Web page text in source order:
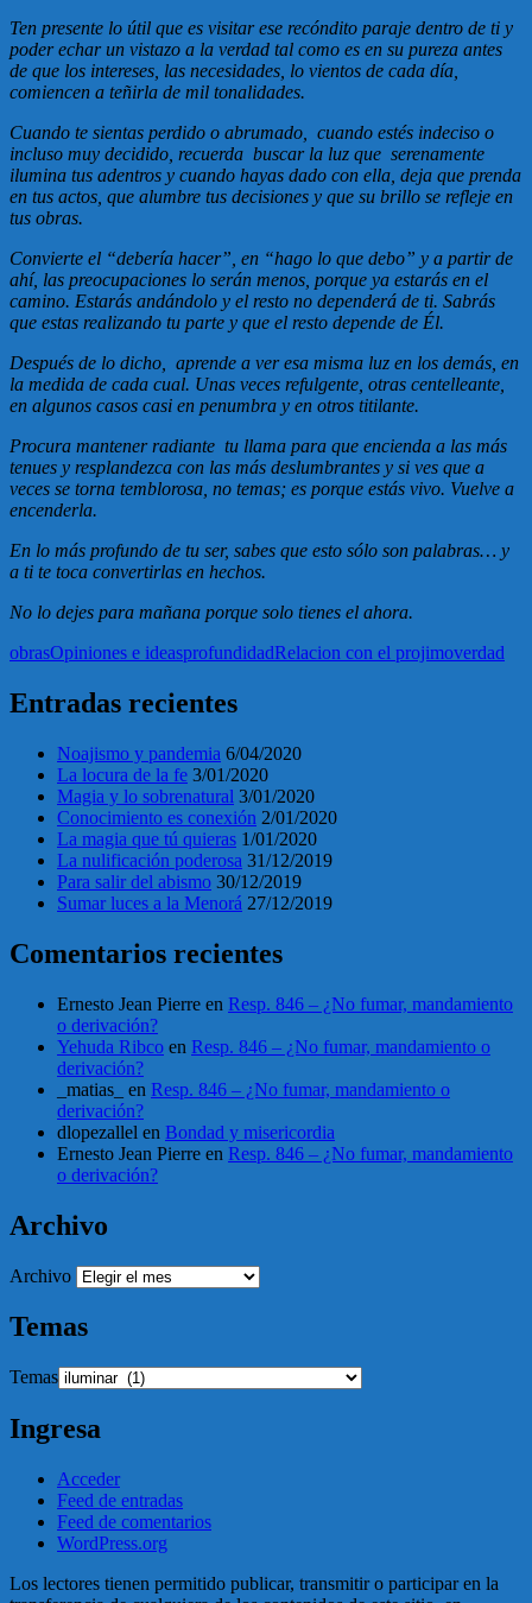
Ten presente lo útil que es visitar ese recóndito paraje dentro de ti y
poder echar un vistazo a la verdad tal como es en su pureza antes
de que los intereses, las necesidades, lo vientos de cada día,
comiencen a teñirla de mil tonalidades.
Cuando te sientas perdido o abrumado, cuando estés indeciso o
incluso muy decidido, recuerda buscar la luz que serenamente
ilumina tus adentros y cuando hayas dado con ella, deja que prenda
en tus actos, que alumbre tus decisiones y que su brillo se refleje en
tus obras.
Convierte el “debería hacer”, en “hago lo que debo” y a partir de
ahí, las preocupaciones lo serán menos, porque ya estarás en el
camino. Estarás andándolo y el resto no dependerá de ti. Sabrás
que estas realizando tu parte y que el resto depende de Él.
Después de lo dicho, aprende a ver esa misma luz en los demás, en
la medida de cada cual. Unas veces refulgente, otras centelleante,
en algunos casos casi en penumbra y en otros titilante.
Procura mantener radiante tu llama para que encienda a las más
tenues y resplandezca con las más deslumbrantes y si ves que a
veces se torna temblorosa, no temas; es porque estás vivo. Vuelve a
encenderla.
En lo más profundo de tu ser, sabes que esto sólo son palabras… y
a ti te toca convertirlas en hechos.
No lo dejes para mañana porque solo tienes el ahora.
obrasOpiniones e ideasprofundidadRelacion con el projimoverdad
Entradas recientes
Noajismo y pandemia 6/04/2020
La locura de la fe 3/01/2020
Magia y lo sobrenatural 3/01/2020
Conocimiento es conexión 2/01/2020
La magia que tú quieras 1/01/2020
La nulificación poderosa 31/12/2019
Para salir del abismo 30/12/2019
Sumar luces a la Menorá 27/12/2019
Comentarios recientes
Ernesto Jean Pierre en Resp. 846 – ¿No fumar, mandamiento
o derivación?
Yehuda Ribco en Resp. 846 – ¿No fumar, mandamiento o
derivación?
_matias_
en Resp. 846 – ¿No fumar, mandamiento o
derivación?
dlopezallel en Bondad y misericordia
Ernesto Jean Pierre en Resp. 846 – ¿No fumar, mandamiento
o derivación?
Archivo
Archivo
Temas
Temas
Ingresa
Acceder
Feed de entradas
Feed de comentarios
WordPress.org
Los lectores tienen permitido publicar, transmitir o participar en la